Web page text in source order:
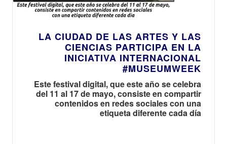
LA CIUDAD DE LAS ARTES Y LAS
CIENCIAS PARTICIPA EN LA
INICIATIVA INTERNACIONAL
#MUSEUMWEEK
Este festival digital, que este año se celebra
del 11 al 17 de mayo, consiste en compartir
contenidos en redes sociales con una
etiqueta diferente cada día